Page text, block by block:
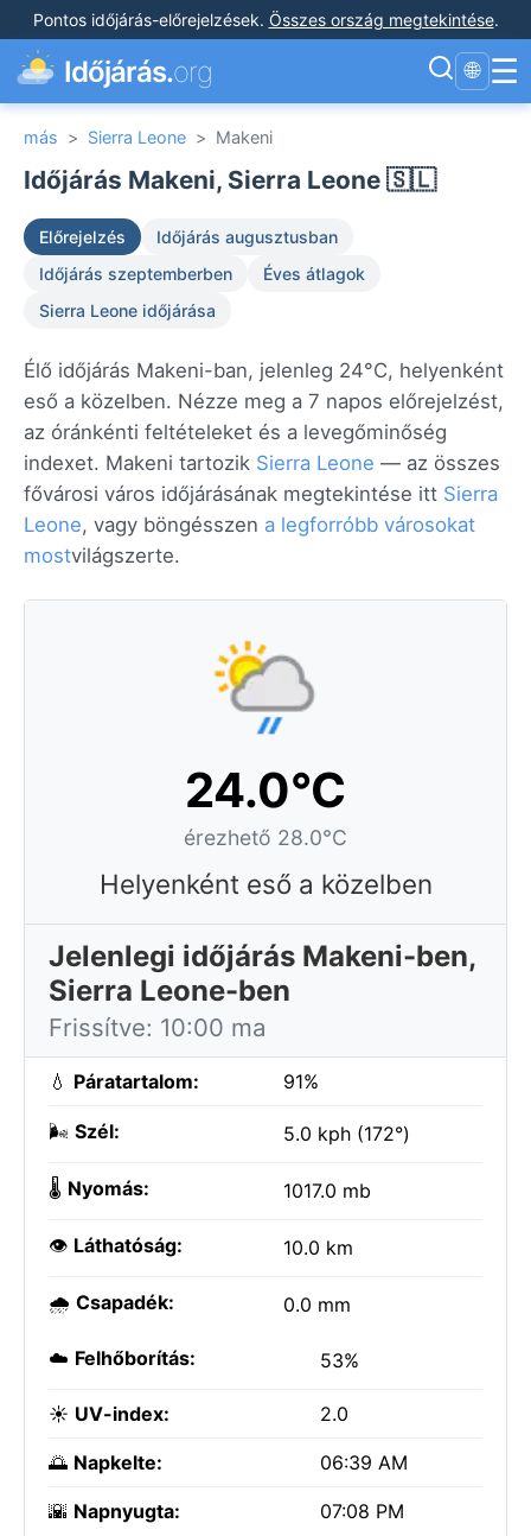
Pontos időjárás-előrejelzések. Összes ország megtekintése.
Időjárás.org 🌐 ☰
más > Sierra Leone > Makeni
Időjárás Makeni, Sierra Leone 🇸🇱
Előrejelzés
Időjárás augusztusban
Időjárás szeptemberben
Éves átlagok
Sierra Leone időjárása
Élő időjárás Makeni-ban, jelenleg 24°C, helyenként
eső a közelben. Nézze meg a 7 napos előrejelzést,
az óránkénti feltételeket és a levegőminőség
indexet. Makeni tartozik Sierra Leone — az összes
fővárosi város időjárásának megtekintése itt Sierra
Leone, vagy böngésszen a legforróbb városokat
mostvilágszerte.
24.0°C
érezhető 28.0°C
Helyenként eső a közelben
Jelenlegi időjárás Makeni-ben,
Sierra Leone-ben
Frissítve: 10:00 ma
💧 Páratartalom: 91%
🌬️ Szél: 5.0 kph (172°)
🌡️ Nyomás: 1017.0 mb
👁️ Láthatóság: 10.0 km
🌧️ Csapadék: 0.0 mm
☁️ Felhőborítás: 53%
☀️ UV-index: 2.0
🌅 Napkelte: 06:39 AM
🌇 Napnyugta: 07:08 PM